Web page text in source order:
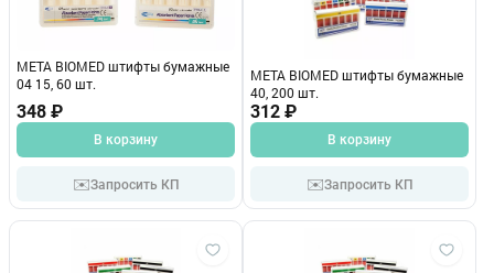
МЕТА BIOMED штифты бумажные
04 15, 60 шт.
348 ₽
В корзину
✉️Запросить КП
МЕТА BIOMED штифты бумажные
40, 200 шт.
312 ₽
В корзину
✉️Запросить КП